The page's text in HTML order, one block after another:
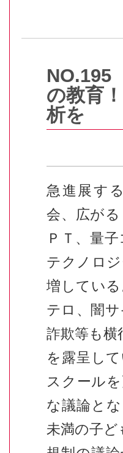
NO.195
の教育
析を
急進展す
会、広が
ＰＴ、量
テクノロ
増してい
テロ、闇
詐欺等も横
を露呈し
スクール
な議論と
未満の子ど